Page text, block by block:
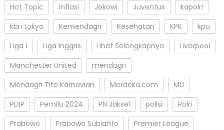
Hot Topic
inflasi Jokowi Juventus
kapolri
kbri tokyo
Kemendagri Kesehatan KPK
kpu
Liga 1
Liga Inggris Lihat Selengkapnya
Liverpool
Manchester United
mendagri
Mendagri Tito Karnavian
Merdeka.com
MU
PDIP
Pemilu 2024 PN Jaksel polisi
Polri
Prabowo
Prabowo Subianto
Premier League